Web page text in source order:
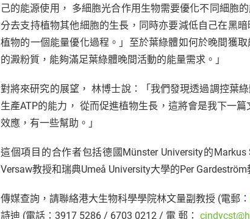
己的能源使用， 多細胞光合作用生物需要優化不同細胞
分去支持植物其他細胞的生長，同時亦要減低自己在黑
植物的一個能量優化過程。」至於葉綠體如何於晚間獲
的澱粉質，能夠滿足葉綠體晚間活動的能量需求。」
對將來研究的展望， 林博士說：「我們發現透過調控葉
生產ATP的能力， 從而促進植物生長，這將會是我下一
效應，有一些幫助。」
這個項目的合作者包括德國Münster University的Markus
Versaw教授和瑞典Umeå University大學的Per Gardeström
傳媒查詢，請聯絡港大生物科學學院林文量副教授 (電郵：
詩迪 (電話：3917 5286 / 6703 0212 / 電 郵：